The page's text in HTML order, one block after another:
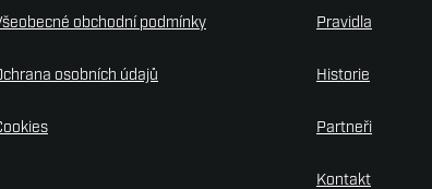
obchodní podmínky
osobních údajů
Pravidla
Historie
Partneři
Kontakt